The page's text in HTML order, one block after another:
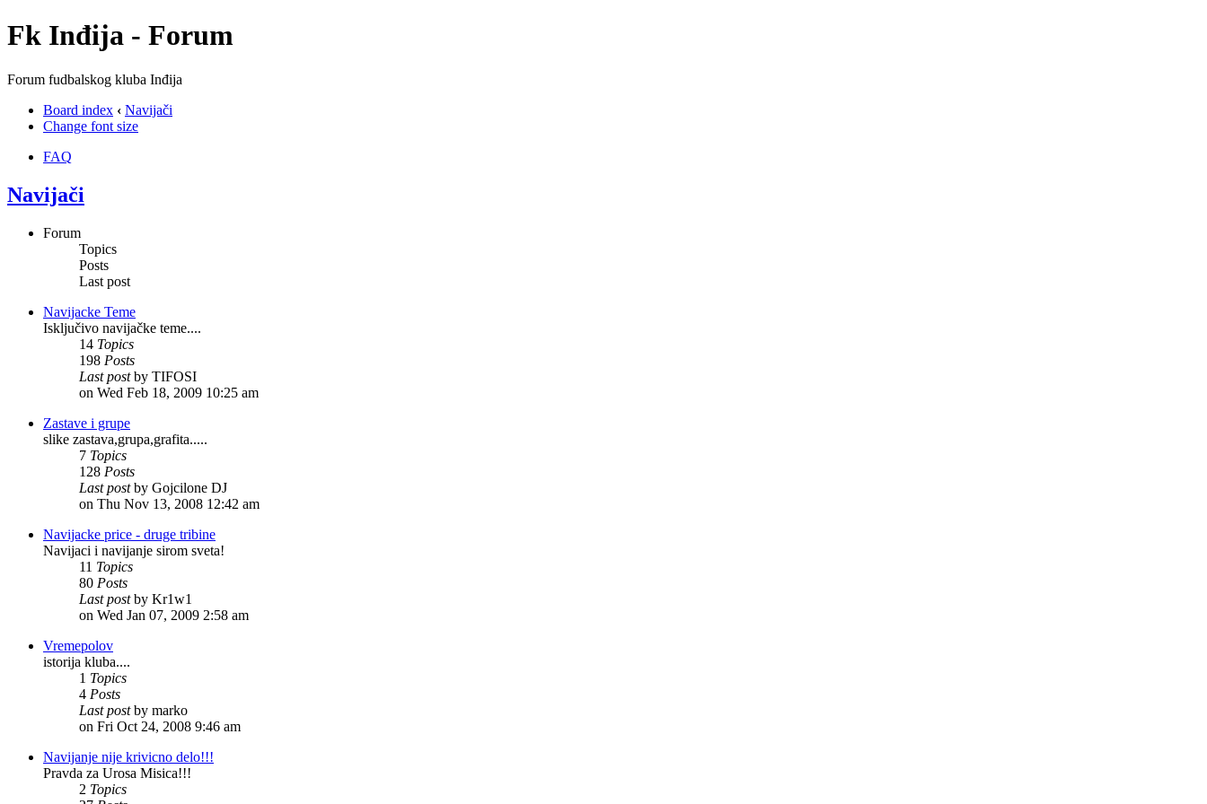
Fk Inđija - Forum
Forum fudbalskog kluba Inđija
Board index ‹ Navijači
Change font size
FAQ
Navijači
Forum
Topics
Posts
Last post
Navijacke Teme
Isključivo navijačke teme....
14 Topics
198 Posts
Last postby TIFOSI
on Wed Feb 18, 2009 10:25 am
Zastave i grupe
slike zastava,grupa,grafita.....
7 Topics
128 Posts
Last postby Gojcilone DJ
on Thu Nov 13, 2008 12:42 am
Navijacke price - druge tribine
Navijaci i navijanje sirom sveta!
11 Topics
80 Posts
Last postby Kr1w1
on Wed Jan 07, 2009 2:58 am
Vremepolov
istorija kluba....
1 Topics
4 Posts
Last postby marko
on Fri Oct 24, 2008 9:46 am
Navijanje nije krivicno delo!!!
Pravda za Urosa Misica!!!
2 Topics